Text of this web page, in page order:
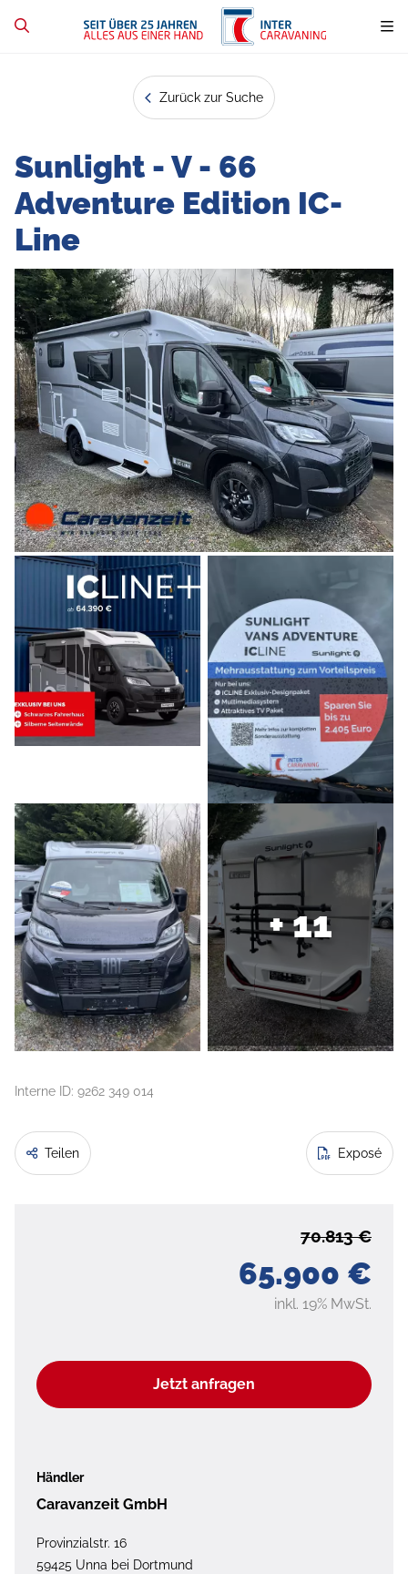
Zurück zur Suche
Sunlight - V - 66
Adventure Edition IC-
Line
+ 11
Interne ID: 9262 349 014
Teilen Exposé
65.900 €
70.813 €
inkl. 19% MwSt.
Jetzt anfragen
Händler
Caravanzeit GmbH
Provinzialstr. 16
59425 Unna bei Dortmund